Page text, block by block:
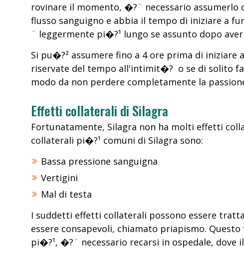
rovinare il momento, �?¨ necessario
flusso sanguigno e abbia il tempo di iniziare a
¨ leggermente pi�?¹ lungo se assunto dopo
Si pu�?² assumere fino a 4 ore prima di
riservate del tempo all'intimit�? o se di solito
modo da non perdere completamente la
Effetti collaterali di Silagra
Fortunatamente, Silagra non ha molti effetti
collaterali pi�?¹ comuni di Silagra sono:
Bassa pressione sanguigna
Vertigini
Mal di testa
I suddetti effetti collaterali possono essere
essere consapevoli, chiamato priapismo.
pi�?¹, �?¨ necessario recarsi in ospedale,